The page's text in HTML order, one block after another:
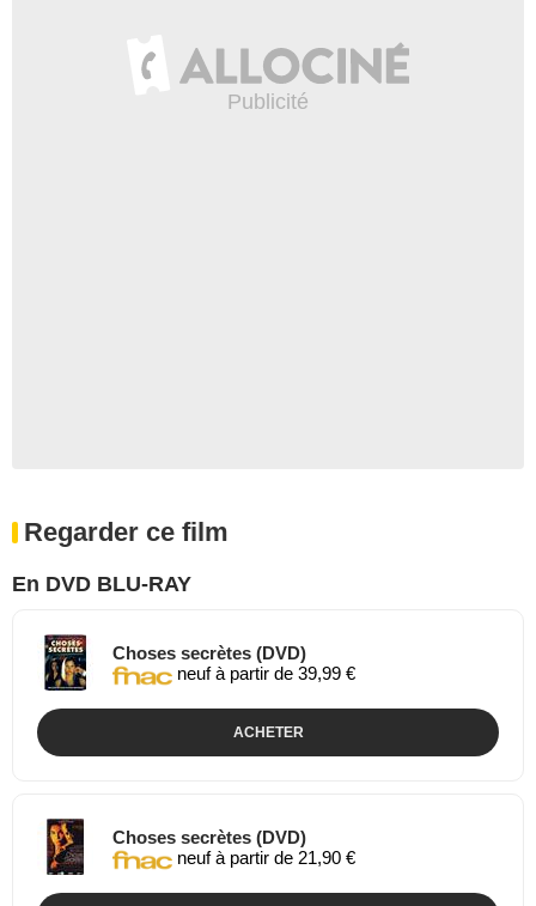
Regarder ce film
En DVD BLU-RAY
Choses secrètes (DVD)
neuf à partir de 39,99 €
ACHETER
Choses secrètes (DVD)
neuf à partir de 21,90 €